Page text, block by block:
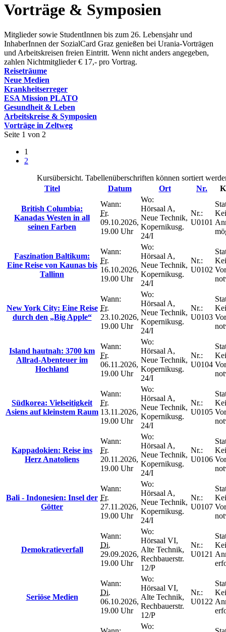
Vorträge & Symposien
Mitglieder sowie StudentInnen bis zum 26. Lebensjahr und
InhaberInnen der SozialCard Graz genießen bei Urania-Vorträgen
und Arbeitskreisen freien Eintritt. Wenn nicht anders angegeben,
zahlen Nichtmitglieder € 17,- pro Vortrag.
Reiseträume
Neue Medien
Krankheitserreger
ESA Mission PLATO
Gesundheit & Leben
Arbeitskreise & Symposien
Vorträge in Zeltweg
Seite 1 von 2
1
2
Kursübersicht. Tabellenüberschriften können sortiert
Titel
Datum Ort Nr.
British Columbia:
Kanadas Westen in all
seinen Farben
Wann:
Fr.
09.10.2026,
19.00 Uhr
Wo:
Hörsaal A,
Neue Technik,
Kopernikusg.
24/I
Nr.:
U0101
Faszination Baltikum:
Eine Reise von Kaunas bis
Tallinn
Wann:
Fr.
16.10.2026,
19.00 Uhr
Wo:
Hörsaal A,
Neue Technik,
Kopernikusg.
24/I
Nr.:
U0102
New York City: Eine Reise
durch den „Big Apple“
Wann:
Fr.
23.10.2026,
19.00 Uhr
Wo:
Hörsaal A,
Neue Technik,
Kopernikusg.
24/I
Nr.:
U0103
Island hautnah: 3700 km
Allrad-Abenteuer im
Hochland
Wann:
Fr.
06.11.2026,
19.00 Uhr
Wo:
Hörsaal A,
Neue Technik,
Kopernikusg.
24/I
Nr.:
U0104
Südkorea: Vielseitigkeit
Asiens auf kleinstem Raum
Wann:
Fr.
13.11.2026,
19.00 Uhr
Wo:
Hörsaal A,
Neue Technik,
Kopernikusg.
24/I
Nr.:
U0105
Kappadokien: Reise ins
Herz Anatoliens
Wann:
Fr.
20.11.2026,
19.00 Uhr
Wo:
Hörsaal A,
Neue Technik,
Kopernikusg.
24/I
Nr.:
U0106
Bali - Indonesien: Insel der
Götter
Wann:
Fr.
27.11.2026,
19.00 Uhr
Wo:
Hörsaal A,
Neue Technik,
Kopernikusg.
24/I
Nr.:
U0107
Demokratieverfall
Wann:
Di.
29.09.2026,
19.00 Uhr
Wo:
Hörsaal VI,
Alte Technik,
Rechbauerstr.
12/P
Nr.:
U0121
Seriöse Medien
Wann:
Di.
06.10.2026,
19.00 Uhr
Wo:
Hörsaal VI,
Alte Technik,
Rechbauerstr.
12/P
Nr.:
U0122
Wo: